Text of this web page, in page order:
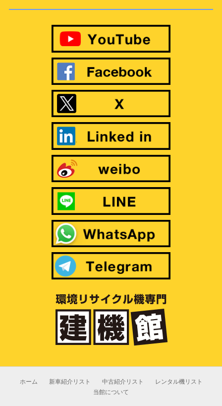
ホーム 新車紹介リスト 中古紹介リスト
レンタル機リスト
当館について